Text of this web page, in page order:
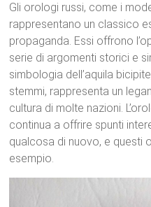
Gli orologi russi, come i
rappresentano un classico
propaganda. Essi offrono
serie di argomenti storici e
simbologia dell’aquila
stemmi, rappresenta un
cultura di molte nazioni.
continua a offrire spunti
qualcosa di nuovo, e questi
esempio.